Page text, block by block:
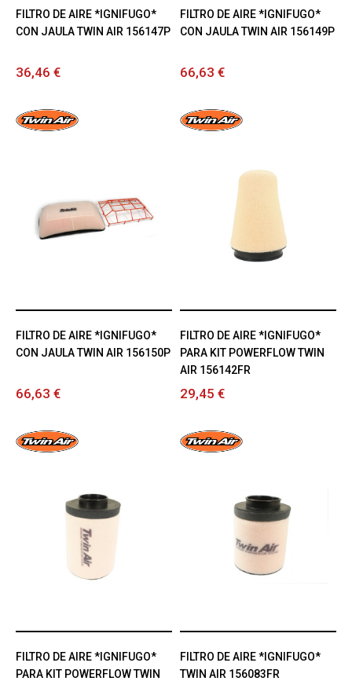
FILTRO DE AIRE *IGNIFUGO*
CON JAULA TWIN AIR 156147P
36,46 €
FILTRO DE AIRE *IGNIFUGO*
CON JAULA TWIN AIR 156149P
66,63 €
FILTRO DE AIRE *IGNIFUGO*
CON JAULA TWIN AIR 156150P
66,63 €
FILTRO DE AIRE *IGNIFUGO*
PARA KIT POWERFLOW TWIN
AIR 156142FR
29,45 €
FILTRO DE AIRE *IGNIFUGO*
PARA KIT POWERFLOW TWIN
FILTRO DE AIRE *IGNIFUGO*
TWIN AIR 156083FR